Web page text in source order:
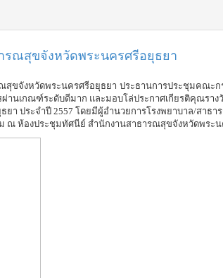
รณสุขจังหวัดพระนครศรีอยุธยา
ขจังหวัดพระนครศรีอยุธยา ประธานการประชุมคณะก
านเกณฑ์ระดับดีมาก และมอบโล่ประกาศเกียรติคุณราง
า ประจำปี 2557 โดยมีผู้อำนวยการโรงพยาบาล/สาธ
ณ ห้องประชุมทัศนีย์ สำนักงานสาธารณสุขจังหวัดพระน